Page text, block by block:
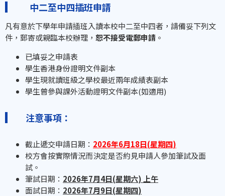
中二至中四插班申請
凡有意於下學年申請插班入讀本校中二至中四者，請備妥下列文
件，郵寄或親臨本校辦理， 恕不接受電郵申請 。
已填妥之申請表
學生香港身份證明文件副本
學生現就讀班級之學校最近兩年成績表副本
學生曾參與課外活動證明文件副本(如適用)
注意事項：
截止遞交申請日期： 2026年6月18日(星期四)
校方會按實際情況而決定是否約見申請人參加筆試及面
試。
筆試日期： 2026年7月4日(星期六) 上午
面試日期： 2026年7月9日(星期四)